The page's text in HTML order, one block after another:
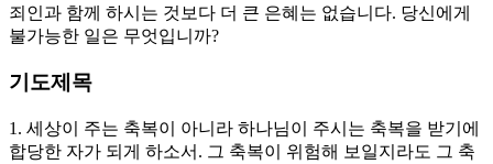
죄인과 함께 하시는 것보다 더 큰 은혜는 없습니다. 당신에게
불가능한 일은 무엇입니까?
기도제목
1. 세상이 주는 축복이 아니라 하나님이 주시는 축복을 받기에
합당한 자가 되게 하소서. 그 축복이 위험해 보일지라도 그 축